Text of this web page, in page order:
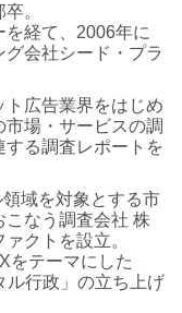
。
経て、2006年に
会社シード・プラ
ト広告業界をはじめ
場・サービスの調
る調査レポートを
域を対象とする市
こなう調査会社 株
クトを設立。
をテーマにした
ル行政」の立ち上げ